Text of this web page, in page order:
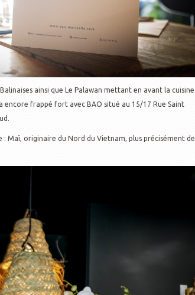
ainsi que Le Palawan mettant en avant la cuisine
encore frappé fort avec BAO situé au 15/17 Rue Saint
Maï, originaire du Nord du Vietnam, plus précisément de